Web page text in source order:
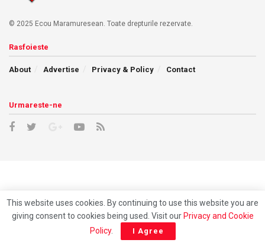
© 2025 Ecou Maramuresean. Toate drepturile rezervate.
Rasfoieste
About Advertise Privacy & Policy Contact
Urmareste-ne
This website uses cookies. By continuing to use this website you are
giving consent to cookies being used. Visit our Privacy and Cookie
Policy. I Agree